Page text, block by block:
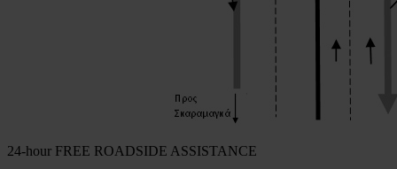
24-hour FREE ROADSIDE ASSISTANCE